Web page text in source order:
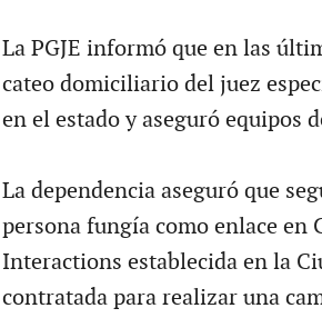
La PGJE informó que en las
cateo domiciliario del juez
en el estado y aseguró equipos
La dependencia aseguró que
persona fungía como enlace en
Interactions establecida en la
contratada para realizar una